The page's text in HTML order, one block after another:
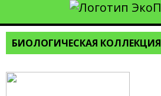
БИОЛОГИЧЕСКАЯ КОЛЛЕКЦИЯ